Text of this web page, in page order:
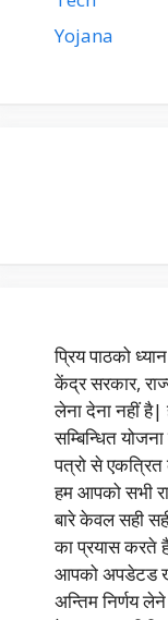
Yojana
प्रिय पाठको
केंद्र सरकार,
लेना देना नहीं है|
सम्बिन्धित
पत्रो से एकत्रित
हम आपको सभी
बारे केवल सही
का प्रयास करते
आपको अपडेटड
अन्तिम निर्णय